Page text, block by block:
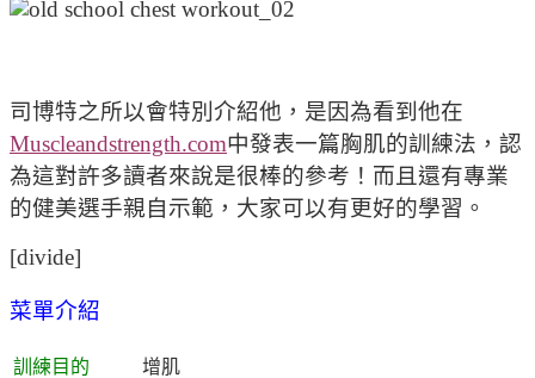
司博特之所以會特別介紹他，是因為看到他在
Muscleandstrength.com中發表一篇胸肌的訓練法，認
為這對許多讀者來說是很棒的參考！而且還有專業
的健美選手親自示範，大家可以有更好的學習。
[divide]
菜單介紹
訓練目的
增肌